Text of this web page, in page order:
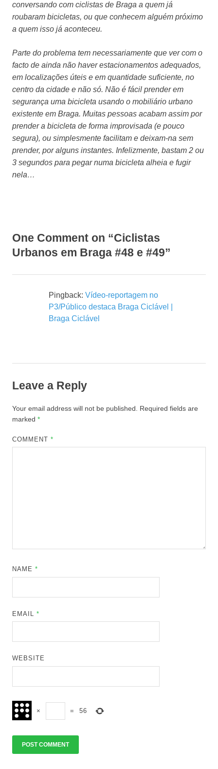
conversando com ciclistas de Braga a quem já
roubaram bicicletas, ou que conhecem alguém próximo
a quem isso já aconteceu.
Parte do problema tem necessariamente que ver com o
facto de ainda não haver estacionamentos adequados,
em localizações úteis e em quantidade suficiente, no
centro da cidade e não só. Não é fácil prender em
segurança uma bicicleta usando o mobiliário urbano
existente em Braga. Muitas pessoas acabam assim por
prender a bicicleta de forma improvisada (e pouco
segura), ou simplesmente facilitam e deixam-na sem
prender, por alguns instantes. Infelizmente, bastam 2 ou
3 segundos para pegar numa bicicleta alheia e fugir
nela…
One Comment on “Ciclistas
Urbanos em Braga #48 e #49”
Pingback: Vídeo-reportagem no
P3/Público destaca Braga Ciclável |
Braga Ciclável
Leave a Reply
Your email address will not be published.
Required fields are
marked *
COMMENT*
NAME*
EMAIL*
WEBSITE
× = 56